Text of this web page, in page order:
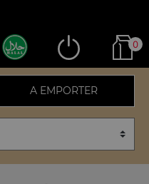
0
A EMPORTER